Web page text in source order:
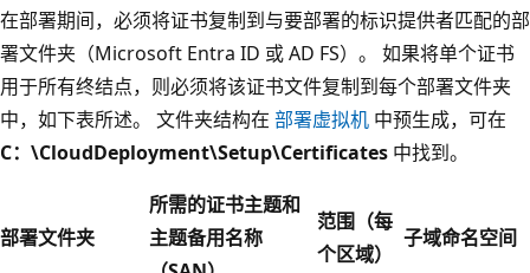
在部署期间，必须将证书复制到与要部署的标识提供者匹配的部
署文件夹（Microsoft Entra ID 或 AD FS）。 如果将单个证书
用于所有终结点，则必须将该证书文件复制到每个部署文件夹
中，如下表所述。 文件夹结构在 部署虚拟机 中预生成，可在
C：\CloudDeployment\Setup\Certificates 中找到。
部署文件夹
所需的证书主题和
主题备用名称
范围（每
个区域）
子域命名空间